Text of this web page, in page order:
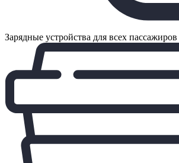
Зарядные устройства для всех пассажиров